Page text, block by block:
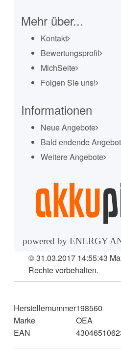
Mehr über...
Kontakt
Bewertungsprofil
MichSeite
Folgen Sie uns!
Informationen
Neue Angebote
Bald endende
Weitere Angebote
powered by ENERGY
© 31.03.2017 14:55:43
Rechte vorbehalten.
Herstellernummer198560
Marke
OEA
EAN